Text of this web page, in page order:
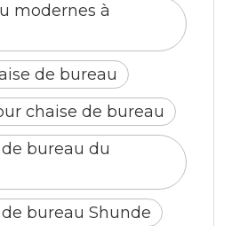
modernes à
de bureau
chaise de bureau
bureau du
bureau Shunde